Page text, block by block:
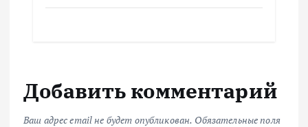
Добавить комментарий
Ваш адрес email не будет опубликован. Обязательные поля